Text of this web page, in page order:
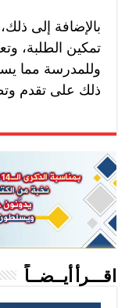
بالإضافة إلى
تمكين الطلبة،
وللمدرسة مما
ذلك على تقدم
اقـــرأ أيــضــاً